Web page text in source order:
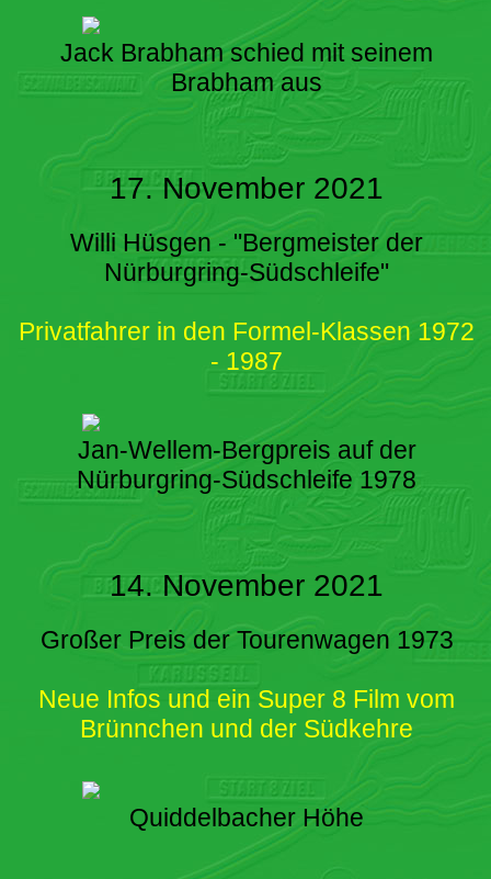
Jack Brabham schied mit seinem
Brabham aus
17. November 2021
Willi Hüsgen - "Bergmeister der
Nürburgring-Südschleife"
Privatfahrer in den Formel-Klassen 1972
- 1987
Jan-Wellem-Bergpreis auf der
Nürburgring-Südschleife 1978
14. November 2021
Großer Preis der Tourenwagen 1973
Neue Infos und ein Super 8 Film vom
Brünnchen und der Südkehre
Quiddelbacher Höhe